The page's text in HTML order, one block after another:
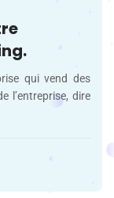
qui vend des
l’entreprise, dire